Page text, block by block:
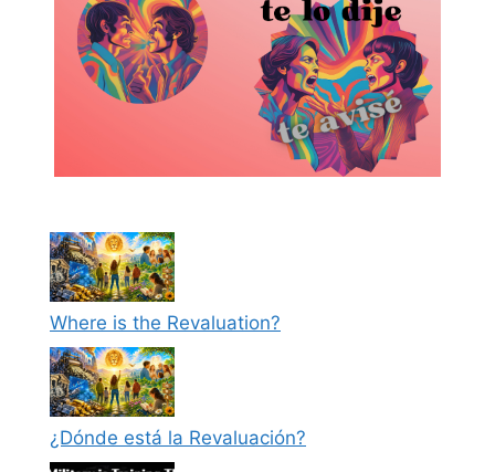
Where is the Revaluation?
¿Dónde está la Revaluación?